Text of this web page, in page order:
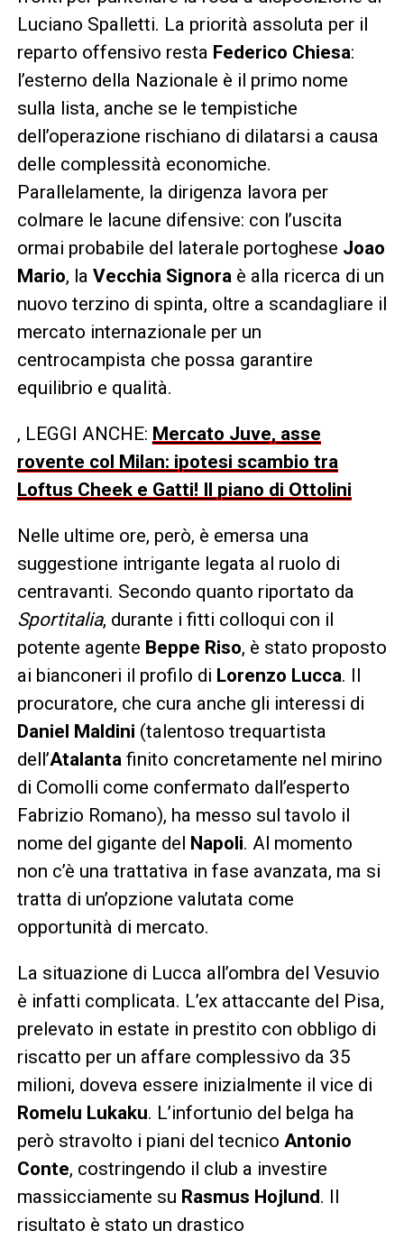
Luciano Spalletti. La priorità assoluta per il
reparto offensivo resta Federico Chiesa:
l’esterno della Nazionale è il primo nome
sulla lista, anche se le tempistiche
dell’operazione rischiano di dilatarsi a causa
delle complessità economiche.
Parallelamente, la dirigenza lavora per
colmare le lacune difensive: con l’uscita
ormai probabile del laterale portoghese Joao
Mario, la Vecchia Signora è alla ricerca di un
nuovo terzino di spinta, oltre a scandagliare il
mercato internazionale per un
centrocampista che possa garantire
equilibrio e qualità.
, LEGGI ANCHE: Mercato Juve, asse
rovente col Milan: ipotesi scambio tra
Loftus Cheek e Gatti! Il piano di Ottolini
Nelle ultime ore, però, è emersa una
suggestione intrigante legata al ruolo di
centravanti. Secondo quanto riportato da
Sportitalia, durante i fitti colloqui con il
potente agente Beppe Riso, è stato proposto
ai bianconeri il profilo di Lorenzo Lucca. Il
procuratore, che cura anche gli interessi di
Daniel Maldini (talentoso trequartista
dell’Atalanta finito concretamente nel mirino
di Comolli come confermato dall’esperto
Fabrizio Romano), ha messo sul tavolo il
nome del gigante del Napoli. Al momento
non c’è una trattativa in fase avanzata, ma si
tratta di un’opzione valutata come
opportunità di mercato.
La situazione di Lucca all’ombra del Vesuvio
è infatti complicata. L’ex attaccante del Pisa,
prelevato in estate in prestito con obbligo di
riscatto per un affare complessivo da 35
milioni, doveva essere inizialmente il vice di
Romelu Lukaku. L’infortunio del belga ha
però stravolto i piani del tecnico Antonio
Conte, costringendo il club a investire
massicciamente su Rasmus Hojlund. Il
risultato è stato un drastico